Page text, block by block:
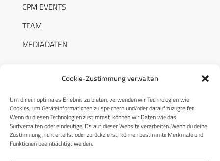
Cookie-Zustimmung verwalten
Um dir ein optimales Erlebnis zu bieten, verwenden wir Technologien wie
Cookies, um Geräteinformationen zu speichern und/oder darauf zuzugreifen.
Wenn du diesen Technologien zustimmst, können wir Daten wie das
Surfverhalten oder eindeutige IDs auf dieser Website verarbeiten. Wenn du deine
Zustimmung nicht erteilst oder zurückziehst, können bestimmte Merkmale und
Funktionen beeinträchtigt werden.
CPM EVENTS
TEAM
MEDIADATEN
RECHTLICHES
Datenschutzerklärung
Cookie-Richtlinie (EU)